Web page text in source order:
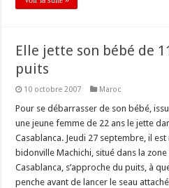
Elle jette son bébé de
puits
10 octobre 2007 Maroc
Pour se débarrasser de son bébé,
une jeune femme de 22 ans le jette
Casablanca. Jeudi 27 septembre, il
bidonville Machichi, situé dans la
Casablanca, s’approche du puits, à
penche avant de lancer le seau